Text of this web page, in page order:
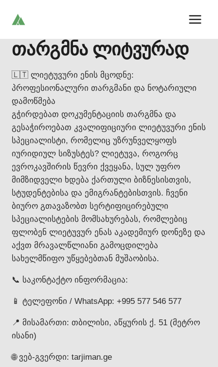
თარგმნა ლიტვურად
🇱🇹 ლიეტუვური ენის მცოდნე:
პროფესიონალური თარგმანი და ნოტარიული
დამოწმება
გჭირდებათ დოკუმენტაციის თარგმნა და
გესაჭიროებათ კვალიფიციური ლიეტუვური ენის
სპეციალისტი, რომელიც უზრუნველყოფს
იურიდიულ სიზუსტეს? ლიეტუვა, როგორც
ევროკავშირის წევრი ქვეყანა, სულ უფრო
მიმზიდველი ხდება ქართული ბიზნესისთვის,
სტუდენტებისა და ემიგრანტებისთვის. ჩვენი
ბიურო გთავაზობთ სერტიფიცირებული
სპეციალისტების მომსახურებას, რომლებიც
ფლობენ ლიეტუვურ ენას აკადემიურ დონეზე და
აქვთ მრავალწლიანი გამოცდილება
სახელმწიფო უწყებებთან მუშაობისა.
📞 საკონტაქტო ინფორმაცია:
📱 ტელეფონი / WhatsApp: +995 577 546 577
📍 მისამართი: თბილისი, აწყურის ქ. 51 (მეტრო
ისანი)
🌐 ვებ-გვერდი: tarjiman.ge